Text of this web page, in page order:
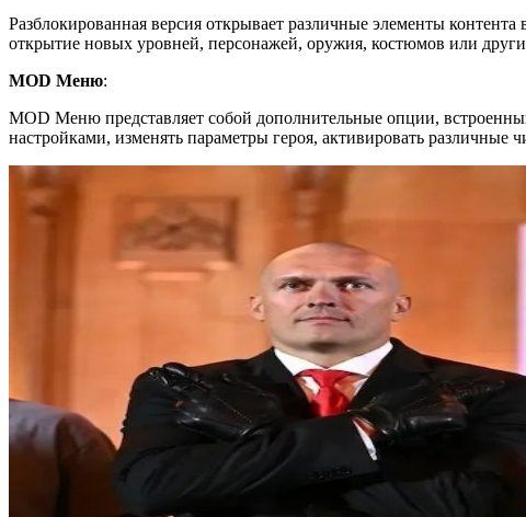
Разблокированная версия открывает различные элементы
открытие новых уровней, персонажей, оружия, костюмов или
MOD Меню:
MOD Меню представляет собой дополнительные опции,
настройками, изменять параметры героя, активировать